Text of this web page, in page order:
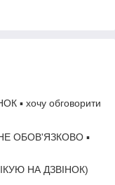
▪ хочу обговорити
НЕ ОБОВ'ЯЗКОВО ▪
НА ДЗВІНОК)